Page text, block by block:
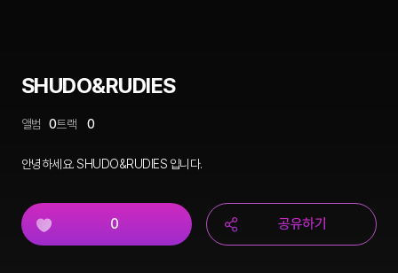
SHUDO&RUDIES
앨범 0트랙 0
안녕하세요. SHUDO&RUDIES 입니다.
0 공유하기